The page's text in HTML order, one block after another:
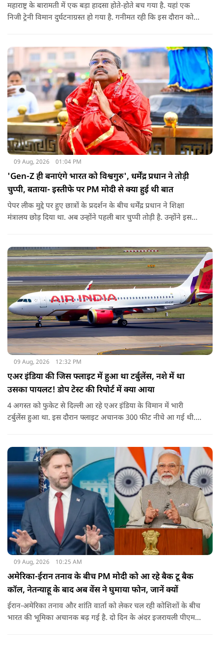
महाराष्ट्र के बारामती में एक बड़ा हादसा होते-होते बच गया है. यहां एक
निजी ट्रेनी विमान दुर्घटनाग्रस्त हो गया है. गनीमत रही कि इस दौरान कोई
09 Aug, 2026 01:04 PM
'Gen-Z ही बनाएंगे भारत को विश्वगुरु', धर्मेंद्र प्रधान ने तोड़ी
चुप्पी, बताया- इस्तीफे पर PM मोदी से क्या हुई थी बात
पेपर लीक मुद्दे पर हुए छात्रों के प्रदर्शन के बीच धर्मेंद्र प्रधान ने शिक्षा
मंत्रालय छोड़ दिया था. अब उन्होंने पहली बार चुप्पी तोड़ी है. उन्होंने इस
09 Aug, 2026 12:32 PM
एअर इंडिया की जिस फ्लाइट में हुआ था टर्बुलेंस, नशे में था
उसका पायलट! डोप टेस्ट की रिपोर्ट में क्या आया
4 अगस्त को फुकेट से दिल्ली आ रहे एअर इंडिया के विमान में भारी
टर्बुलेंस हुआ था. इस दौरान फ्लाइट अचानक 300 फीट नीचे आ गई थी.
09 Aug, 2026 10:25 AM
अमेरिका-ईरान तनाव के बीच PM मोदी को आ रहे बैक टू बैक
कॉल, नेतन्याहू के बाद अब वेंस ने घुमाया फोन, जानें क्यों
ईरान-अमेरिका तनाव और शांति वार्ता को लेकर चल रही कोशिशों के बीच
भारत की भूमिका अचानक बढ़ गई है. दो दिन के अंदर इजरायली पीएम